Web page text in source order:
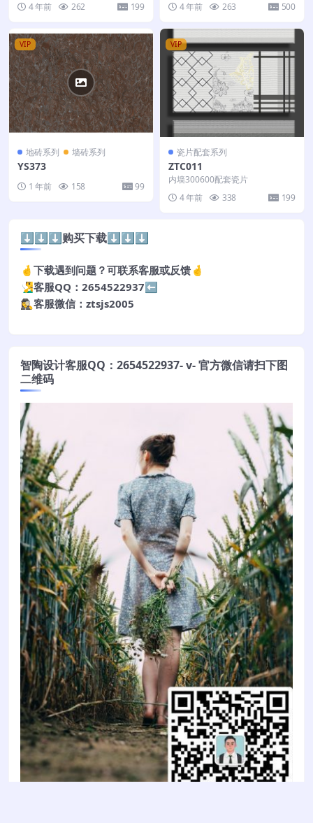
4 年前
262 199
4 年前
263 500
VIP
地砖系列 墙砖系列
YS373
1 年前 158 99
VIP
瓷片配套系列
ZTC011
内墙300600配套瓷片
4 年前
338 199
⬇️⬇️⬇️购买下载⬇️⬇️⬇️
🤞下载遇到问题？可联系客服或反馈🤞
🧏‍♂️客服QQ：2654522937⬅️
🕵️‍♀️客服微信：ztsjs2005
智陶设计客服QQ：2654522937- v- 官方微信请扫下图
二维码